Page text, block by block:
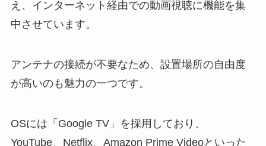
え、インターネット経由での動画視聴に機能を集
中させています。
アンテナの接続が不要なため、設置場所の自由度
が高いのも魅力の一つです。
OSには「Google TV」を採用しており、
YouTube、Netflix、Amazon Prime Videoといった